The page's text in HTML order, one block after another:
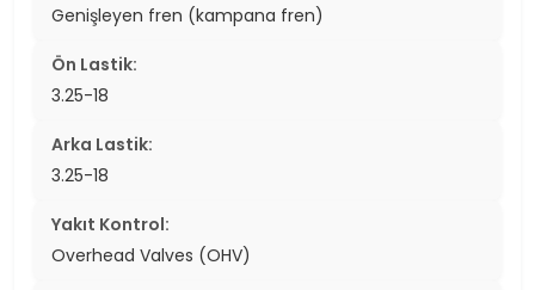
Genişleyen fren (kampana fren)
Ön Lastik:
3.25-18
Arka Lastik:
3.25-18
Yakıt Kontrol:
Overhead Valves (OHV)